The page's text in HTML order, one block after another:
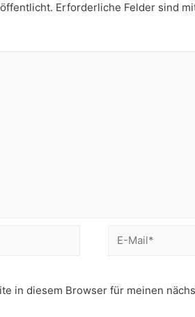
Erforderliche Felder sind
E-
in diesem Browser für meinen